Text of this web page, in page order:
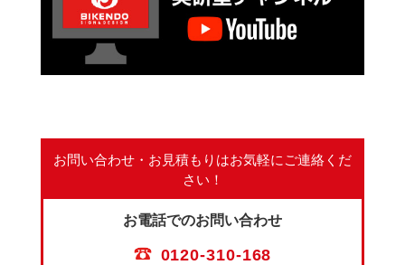
お問い合わせ・お見積もりはお気軽にご連絡くだ
さい！
お電話でのお問い合わせ
0120-310-168